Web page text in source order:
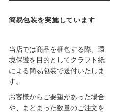
簡易包装を実施しています
当店では商品を梱包する際、環
境保護を目的としてクラフト紙
による簡易包装で送付いたしま
す。
お客様からご要望があった場合
や、まとまった数量のご注文を